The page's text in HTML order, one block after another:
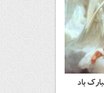
باد